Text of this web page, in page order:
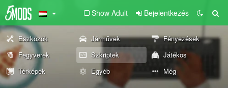
Show Adult Bejelentkezés
Eszközök Járművek
Fényezések
Fegyverek
Szkriptek
Játékos
Térképek
Egyéb Még